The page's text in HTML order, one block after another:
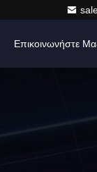
Επικοινωνήστε